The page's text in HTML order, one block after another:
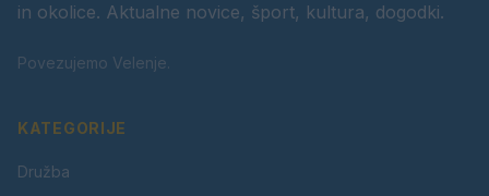
in okolice. Aktualne novice, šport, kultura, dogodki.
Povezujemo Velenje.
KATEGORIJE
Družba